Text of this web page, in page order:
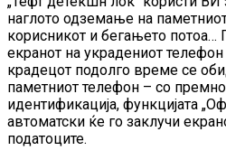
наглото одземање на
корисникот и бегањето
екранот на украдениот
крадецот подолго време се
паметниот телефон – со
идентификација, функцијата
автоматски ќе го заклучи
податоците.